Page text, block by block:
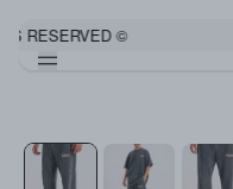
RESERVED ©